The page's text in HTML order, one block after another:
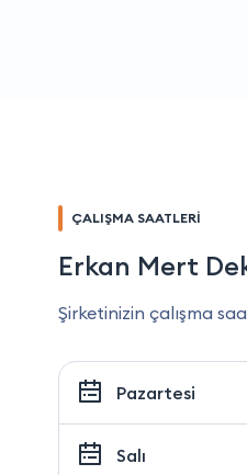
ÇALIŞMA SAATLERİ
Erkan Mert
Şirketinizin çalışma
Pazartesi
Salı